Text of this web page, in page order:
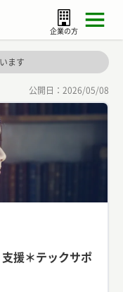
企業の方
ます
公開日： 2026/05/08
援＊テックサポ